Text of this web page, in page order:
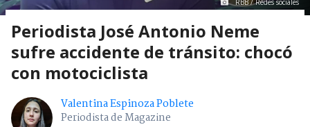
RBB / Redes sociales
Periodista José Antonio Neme
sufre accidente de tránsito: chocó
con motociclista
Valentina Espinoza Poblete
Periodista de Magazine